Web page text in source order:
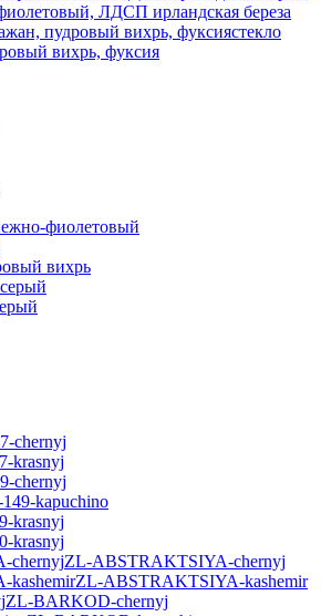
ЛДСП ирландская береза
стекло
вихрь, фуксия
фиолетовый
вихрь
chernyj
krasnyj
chernyj
kapuchino
krasnyj
krasnyj
ZL-ABSTRAKTSIYA-chernyj
ZL-ABSTRAKTSIYA-kashemir
ZL-BARKOD-chernyj